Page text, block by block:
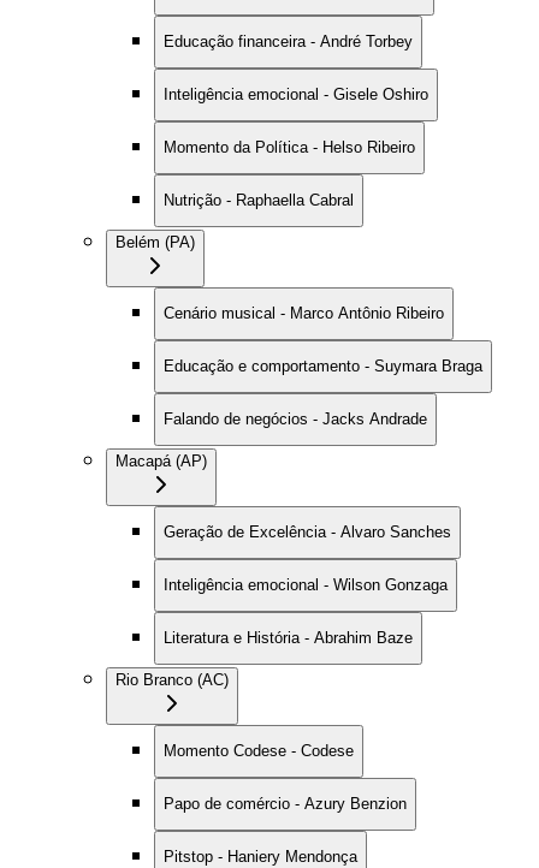
Educação financeira - André Torbey
Inteligência emocional - Gisele Oshiro
Momento da Política - Helso Ribeiro
Nutrição - Raphaella Cabral
Belém (PA)
Cenário musical - Marco Antônio Ribeiro
Educação e comportamento - Suymara Braga
Falando de negócios - Jacks Andrade
Macapá (AP)
Geração de Excelência - Alvaro Sanches
Inteligência emocional - Wilson Gonzaga
Literatura e História - Abrahim Baze
Rio Branco (AC)
Momento Codese - Codese
Papo de comércio - Azury Benzion
Pitstop - Haniery Mendonça